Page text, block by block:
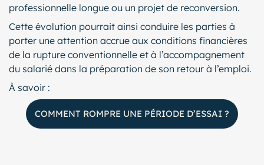
professionnelle longue ou un projet de reconversion.
Cette évolution pourrait ainsi conduire les parties à
porter une attention accrue aux conditions financières
de la rupture conventionnelle et à l’accompagnement
du salarié dans la préparation de son retour à l’emploi.
À savoir :
COMMENT ROMPRE UNE PÉRIODE D’ESSAI ?